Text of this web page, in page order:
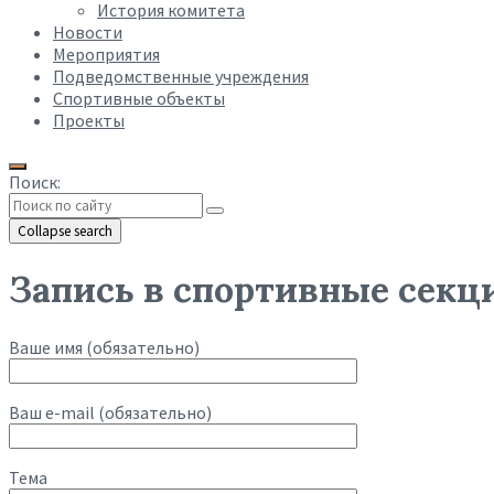
История комитета
Новости
Мероприятия
Подведомственные учреждения
Спортивные объекты
Проекты
Поиск:
Collapse search
Запись в спортивные
Ваше имя (обязательно)
Ваш e-mail (обязательно)
Тема